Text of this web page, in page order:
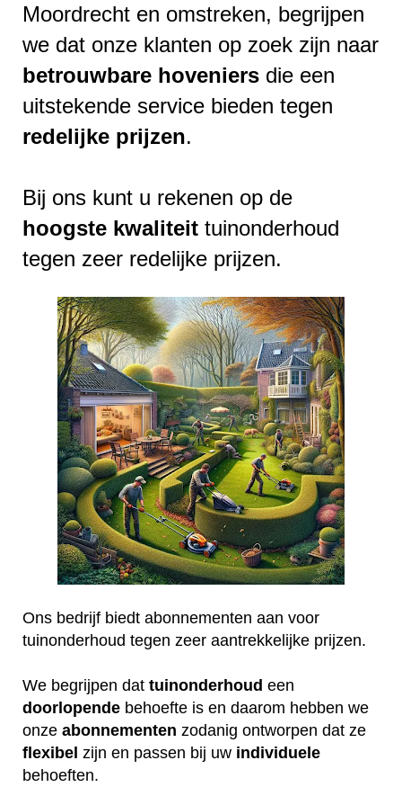
Moordrecht en omstreken, begrijpen
we dat onze klanten op zoek zijn naar
betrouwbare hoveniers die een
uitstekende service bieden tegen
redelijke prijzen.
Bij ons kunt u rekenen op de
hoogste kwaliteit tuinonderhoud
tegen zeer redelijke prijzen.
Ons bedrijf biedt abonnementen aan voor
tuinonderhoud tegen zeer aantrekkelijke prijzen.
We begrijpen dat tuinonderhoud een
doorlopende behoefte is en daarom hebben we
onze abonnementen zodanig ontworpen dat ze
flexibel zijn en passen bij uw individuele
behoeften.